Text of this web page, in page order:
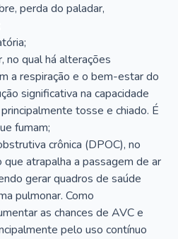
perda do paladar,
no qual há alterações
a respiração e o bem-estar do
significativa na capacidade
tosse e chiado. É
fumam;
crônica (DPOC), no
que atrapalha a passagem de ar
gerar quadros de saúde
pulmonar. Como
as chances de AVC e
pelo uso contínuo